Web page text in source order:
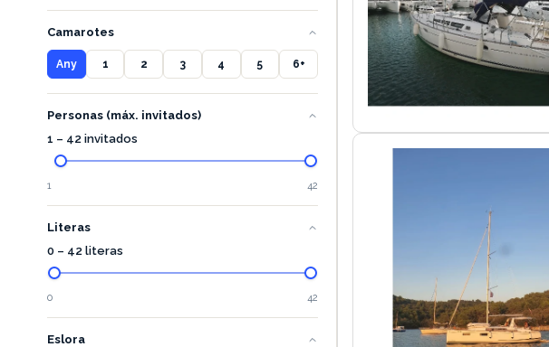
Camarotes
Any 1 2 3 4 5 6+
Personas (máx. invitados)
1 – 42 invitados
1 42
Literas
0 – 42 literas
0 42
Eslora